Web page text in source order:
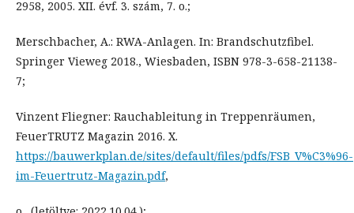
2958, 2005. XII. évf. 3. szám, 7. o.;
Merschbacher, A.: RWA-Anlagen. In: Brandschutzfibel.
Springer Vieweg 2018., Wiesbaden, ISBN 978-3-658-21138-
7;
Vinzent Fliegner: Rauchableitung in Treppenräumen,
FeuerTRUTZ Magazin 2016. X.
https://bauwerkplan.de/sites/default/files/pdfs/FSB_V%C3%96-
im-Feuertrutz-Magazin.pdf,